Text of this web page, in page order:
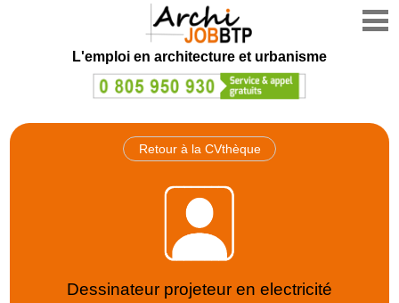
L'emploi en architecture et urbanisme
Retour à la CVthèque
Dessinateur projeteur en electricité